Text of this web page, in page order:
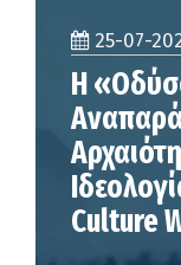
25-07-
Η
Culture